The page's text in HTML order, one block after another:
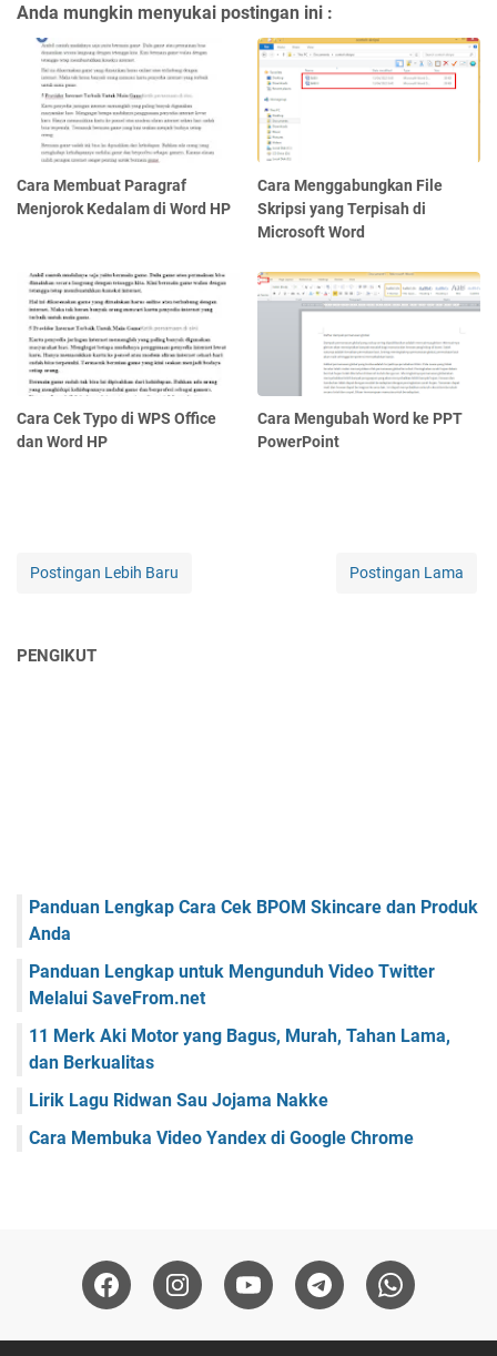
Anda mungkin menyukai postingan ini :
Cara Membuat Paragraf
Menjorok Kedalam di Word HP
Cara Menggabungkan File
Skripsi yang Terpisah di
Microsoft Word
Cara Cek Typo di WPS Office
dan Word HP
Cara Mengubah Word ke PPT
PowerPoint
Postingan Lebih Baru Postingan Lama
PENGIKUT
Panduan Lengkap Cara Cek BPOM Skincare dan Produk
Anda
Panduan Lengkap untuk Mengunduh Video Twitter
Melalui SaveFrom.net
11 Merk Aki Motor yang Bagus, Murah, Tahan Lama,
dan Berkualitas
Lirik Lagu Ridwan Sau Jojama Nakke
Cara Membuka Video Yandex di Google Chrome